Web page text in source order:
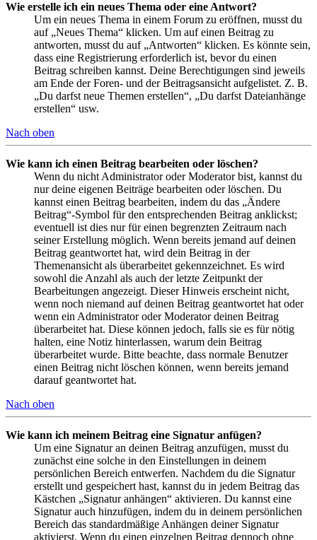
Wie erstelle ich ein neues Thema oder eine Antwort?
Um ein neues Thema in einem Forum zu eröffnen, musst du
auf „Neues Thema“ klicken. Um auf einen Beitrag zu
antworten, musst du auf „Antworten“ klicken. Es könnte sein,
dass eine Registrierung erforderlich ist, bevor du einen
Beitrag schreiben kannst. Deine Berechtigungen sind jeweils
am Ende der Foren- und der Beitragsansicht aufgelistet. Z. B.
„Du darfst neue Themen erstellen“, „Du darfst Dateianhänge
erstellen“ usw.
Nach oben
Wie kann ich einen Beitrag bearbeiten oder löschen?
Wenn du nicht Administrator oder Moderator bist, kannst du
nur deine eigenen Beiträge bearbeiten oder löschen. Du
kannst einen Beitrag bearbeiten, indem du das „Ändere
Beitrag“-Symbol für den entsprechenden Beitrag anklickst;
eventuell ist dies nur für einen begrenzten Zeitraum nach
seiner Erstellung möglich. Wenn bereits jemand auf deinen
Beitrag geantwortet hat, wird dein Beitrag in der
Themenansicht als überarbeitet gekennzeichnet. Es wird
sowohl die Anzahl als auch der letzte Zeitpunkt der
Bearbeitungen angezeigt. Dieser Hinweis erscheint nicht,
wenn noch niemand auf deinen Beitrag geantwortet hat oder
wenn ein Administrator oder Moderator deinen Beitrag
überarbeitet hat. Diese können jedoch, falls sie es für nötig
halten, eine Notiz hinterlassen, warum dein Beitrag
überarbeitet wurde. Bitte beachte, dass normale Benutzer
einen Beitrag nicht löschen können, wenn bereits jemand
darauf geantwortet hat.
Nach oben
Wie kann ich meinem Beitrag eine Signatur anfügen?
Um eine Signatur an deinen Beitrag anzufügen, musst du
zunächst eine solche in den Einstellungen in deinem
persönlichen Bereich entwerfen. Nachdem du die Signatur
erstellt und gespeichert hast, kannst du in jedem Beitrag das
Kästchen „Signatur anhängen“ aktivieren. Du kannst eine
Signatur auch hinzufügen, indem du in deinem persönlichen
Bereich das standardmäßige Anhängen deiner Signatur
aktivierst. Wenn du einen einzelnen Beitrag dennoch ohne